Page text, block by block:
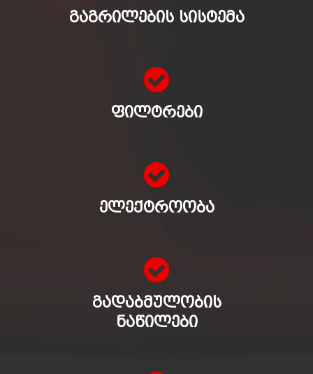
ᲒᲐᲒᲠᲘᲚᲔᲑᲘᲡ ᲡᲘᲡᲢᲔᲛᲐ
ᲤᲘᲚᲢᲠᲔᲑᲘ
ᲔᲚᲔᲥᲢᲠᲝᲝᲑᲐ
ᲒᲐᲓᲐᲑᲛᲣᲚᲝᲑᲘᲡ
ᲜᲐᲬᲘᲚᲔᲑᲘ